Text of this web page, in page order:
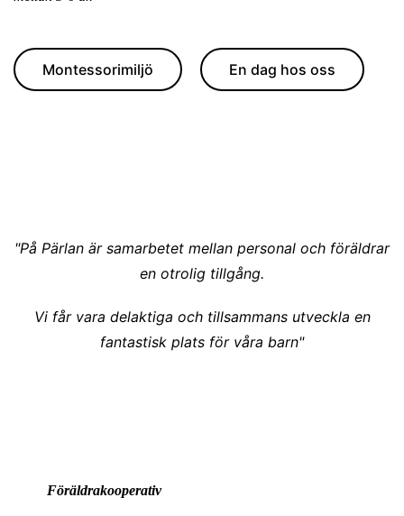
Montessorimiljö En dag hos oss
"På Pärlan är samarbetet mellan personal och föräldrar
en otrolig tillgång.
Vi får vara delaktiga och tillsammans utveckla en
fantastisk plats för våra barn"
Föräldrakooperativ